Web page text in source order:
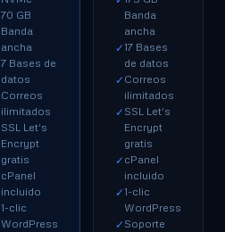
70 GB
Banda
ancha
7 Bases de
datos
Correos
ilimitados
SSL Let's
Encrypt
gratis
cPanel
incluido
1-clic
WordPress
Banda
ancha
✓ 17 Bases
de datos
✓ Correos
ilimitados
✓ SSL Let's
Encrypt
gratis
✓ cPanel
incluido
✓ 1-clic
WordPress
✓ Soporte